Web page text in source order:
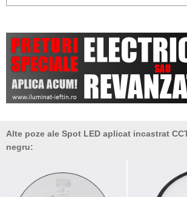
Alte poze ale Spot LED aplicat incastrat
negru: